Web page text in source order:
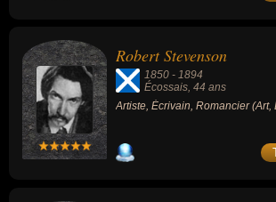
Robert Stevenson
1850 - 1894
Écossais, 44 ans
Artiste, Écrivain, Romancier (Art,